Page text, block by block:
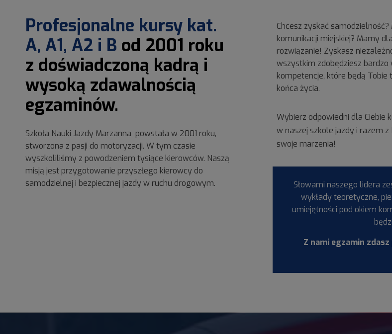
Profesjonalne kursy kat.
A, A1, A2 i B od 2001 roku
z doświadczoną kadrą i
wysoką zdawalnością
egzaminów.
Szkoła Nauki Jazdy Marzanna powstała w 2001 roku,
stworzona z pasji do motoryzacji. W tym czasie
wyszkoliliśmy z powodzeniem tysiące kierowców. Naszą
misją jest przygotowanie przyszłego kierowcy do
samodzielnej i bezpiecznej jazdy w ruchu drogowym.
Chcesz zyskać samodzielność?
komunikacji miejskiej? Mamy
rozwiązanie! Zyskasz
wszystkim zdobędziesz bardzo
kompetencje, które będą Tobie
końca życia.
Wybierz odpowiedni dla Ciebie
w naszej szkole jazdy i razem z
swoje marzenia!
Słowami naszego lidera
wykłady teoretyczne,
umiejętności pod okiem
Z nami egzamin